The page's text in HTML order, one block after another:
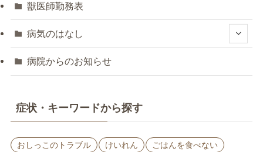
獣医師勤務表
病気のはなし
病院からのお知らせ
症状・キーワードから探す
おしっこのトラブル けいれん
ごはんを食べない